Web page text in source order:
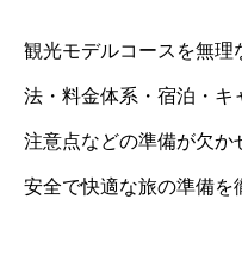
観光モデルコースを無理
法・料金体系・宿泊・キ
注意点などの準備が欠か
安全で快適な旅の準備を